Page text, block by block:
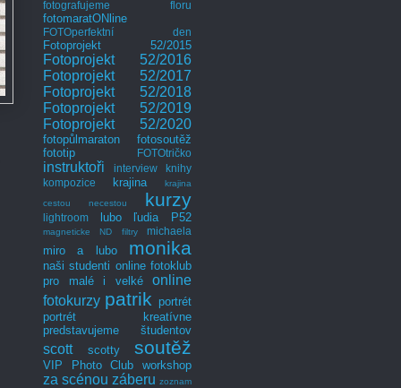
fotografujeme floru
fotomaratONline
FOTOperfektní den
Fotoprojekt 52/2015
Fotoprojekt 52/2016
Fotoprojekt 52/2017
Fotoprojekt 52/2018
Fotoprojekt 52/2019
Fotoprojekt 52/2020
fotopůlmaraton
fotosoutěž
fototip
FOTOtričko
instruktoři interview
knihy
kompozice
krajina
krajina
cestou necestou
kurzy
lightroom lubo ľudia P52
magneticke ND filtry michaela
miro a lubo monika
naši studenti online fotoklub
pro malé i velké
online
fotokurzy patrik portrét
portrét kreatívne
predstavujeme študentov
scott scotty soutěž
VIP Photo Club workshop
za scénou záberu zoznam